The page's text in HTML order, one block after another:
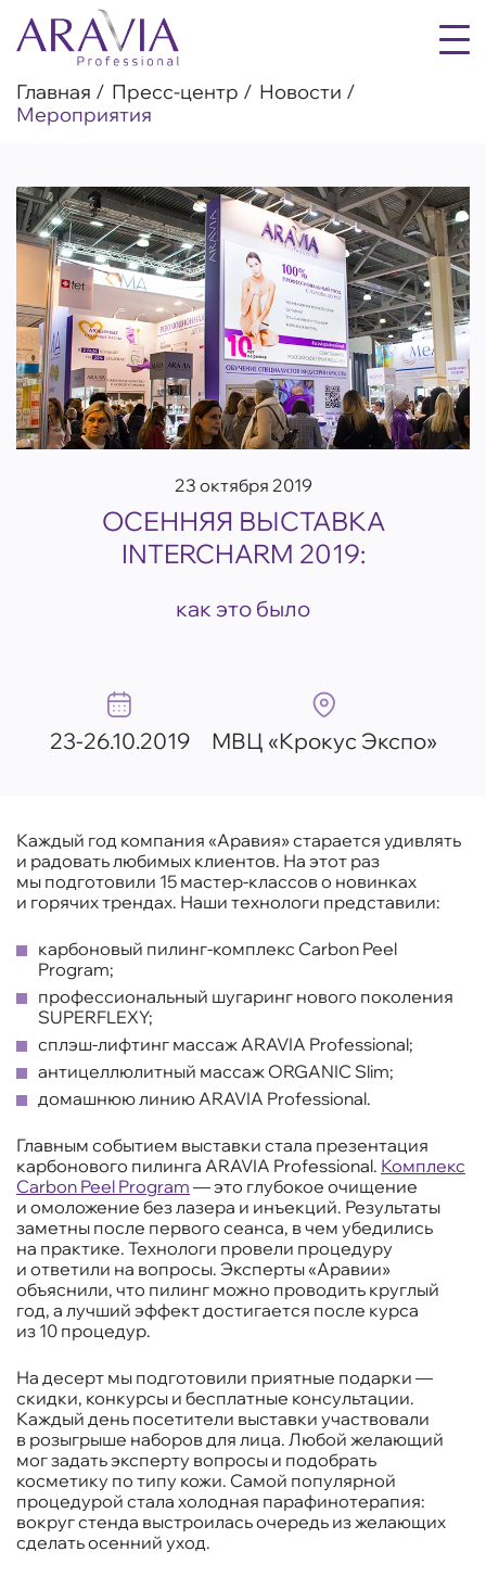
Главная Пресс-центр
Новости
Мероприятия
23 октября 2019
ОСЕННЯЯ ВЫСТАВКА
INTERCHARM 2019:
как это было
23-26.10.2019 МВЦ «Крокус Экспо»
Каждый год компания «Аравия» старается удивлять
и радовать любимых клиентов. На этот раз
мы подготовили 15 мастер-классов о новинках
и горячих трендах. Наши технологи представили:
карбоновый пилинг-комплекс Carbon Peel
Program;
профессиональный шугаринг нового поколения
SUPERFLEXY;
сплэш-лифтинг массаж ARAVIA Professional;
антицеллюлитный массаж ORGANIC Slim;
домашнюю линию ARAVIA Professional.
Главным событием выставки стала презентация
карбонового пилинга ARAVIA Professional. Комплекс
Carbon Peel Program — это глубокое очищение
и омоложение без лазера и инъекций. Результаты
заметны после первого сеанса, в чем убедились
на практике. Технологи провели процедуру
и ответили на вопросы. Эксперты «Аравии»
объяснили, что пилинг можно проводить круглый
год, а лучший эффект достигается после курса
из 10 процедур.
На десерт мы подготовили приятные подарки —
скидки, конкурсы и бесплатные консультации.
Каждый день посетители выставки участвовали
в розыгрыше наборов для лица. Любой желающий
мог задать эксперту вопросы и подобрать
косметику по типу кожи. Самой популярной
процедурой стала холодная парафинотерапия:
вокруг стенда выстроилась очередь из желающих
сделать осенний уход.